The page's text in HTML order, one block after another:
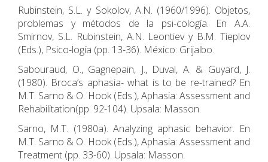
Rubinstein, S.L. y Sokolov, A.N. (1960/1996). Objetos,
problemas y métodos de la psi-cología. En A.A.
Smirnov, S.L. Rubinstein, A.N. Leontiev y B.M. Tieplov
(Eds.), Psico-logía (pp. 13-36). México: Grijalbo.
Sabouraud, O., Gagnepain, J., Duval, A. & Guyard, J.
(1980). Broca’s aphasia- what is to be re-trained? En
M.T. Sarno & O. Hook (Eds.), Aphasia: Assessment and
Rehabilitation(pp. 92-104). Upsala: Masson.
Sarno, M.T. (1980a). Analyzing aphasic behavior. En
M.T. Sarno & O. Hook (Eds.), Aphasia: Assessment and
Treatment (pp. 33-60). Upsala: Masson.